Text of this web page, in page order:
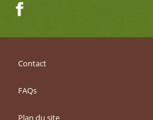
Contact
FAQs
Plan du site